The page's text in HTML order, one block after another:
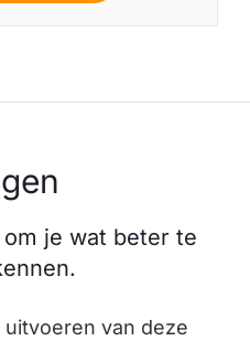
je wat beter te
van deze